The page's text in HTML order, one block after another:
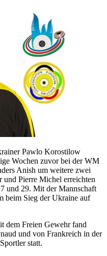
Pawlo Korostilow
Wochen zuvor bei der WM
Anish um weitere zwei
und Pierre Michel erreichten
und 29. Mit der Mannschaft
beim Sieg der Ukraine auf
dem Freien Gewehr fand
und von Frankreich in der
statt.